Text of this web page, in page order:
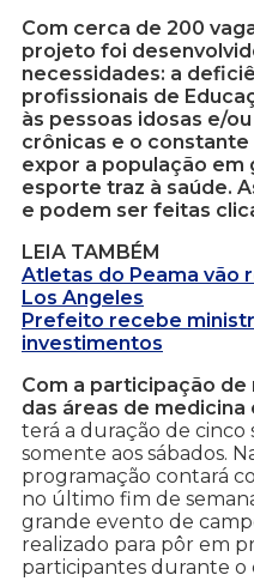
Com cerca de 200
projeto foi
necessidades: a
profissionais de
às pessoas idosas e/
crônicas e o
expor a população em
esporte traz à saúde.
e podem ser feitas
LEIA TAMBÉM
Atletas do Peama vão
Los Angeles
Prefeito recebe
investimentos
Com a participação
das áreas de
terá a duração de cinco
somente aos sábados.
programação contará
no último fim de
grande evento de
realizado para pôr em
participantes durante o